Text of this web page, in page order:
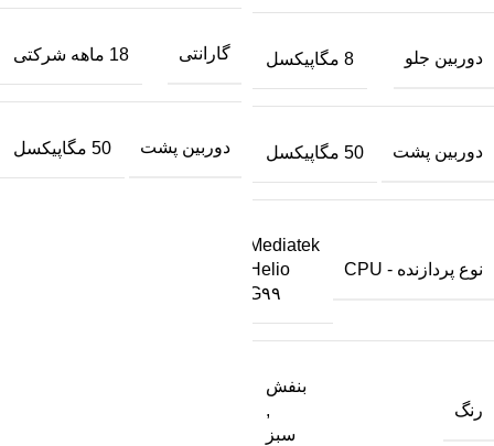
دوربین جلو 8 مگاپیکسل
دوربین پشت 50 مگاپیکسل
نوع پردازنده - CPU
Mediatek
Helio
G۹۹
رنگ
بنفش
,
سبز
گارانتی 18 ماهه شرکتی
دوربین پشت 50 مگاپیکسل